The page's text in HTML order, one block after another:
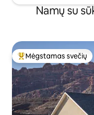
Namų su
Svečių
Mėgstamas svečių